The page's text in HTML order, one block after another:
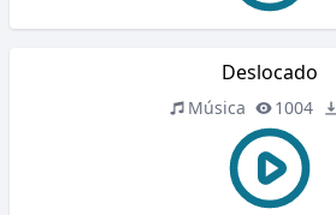
Deslocado
Música 1004